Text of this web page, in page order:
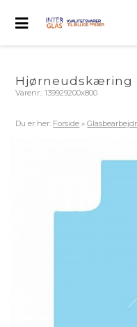
Hjørneudskæring
Varenr.:139929200x800
Du er her: Forside »